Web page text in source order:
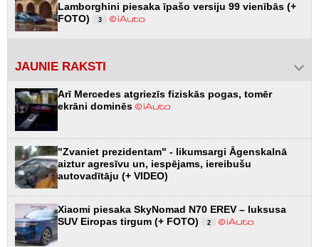
Lamborghini piesaka īpašo versiju 99 vienībās (+
FOTO)
3
JAUNIE RAKSTI
Arī Mercedes atgriezīs fiziskās pogas, tomēr
ekrāni dominēs
"Zvaniet prezidentam" - likumsargi Āgenskalnā
aiztur agresīvu un, iespējams, iereibušu
autovadītāju (+ VIDEO)
Xiaomi piesaka SkyNomad N70 EREV – luksusa
SUV Eiropas tirgum (+ FOTO)
2